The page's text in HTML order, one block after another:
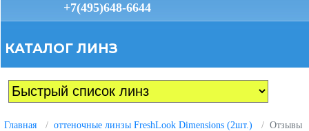
+7(495)648-6644
КАТАЛОГ ЛИНЗ
Главная оттеночные линзы FreshLook Dimensions (2шт.) Отзывы